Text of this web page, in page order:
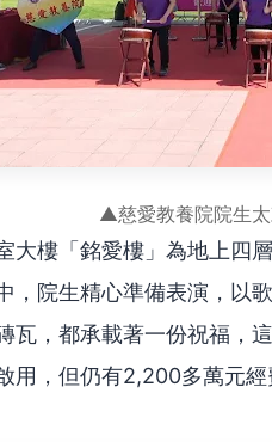
▲慈愛教養院院生太
大樓「銘愛樓」為地上四
，院生精心準備表演，以
瓦，都承載著一份祝福，
用，但仍有2,200多萬元